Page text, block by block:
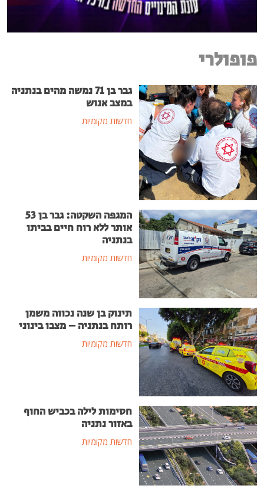
פופולרי
גבר בן 71 נמשה מהים בנתניה
במצב אנוש
חדשות מקומיות
המגפה השקטה: גבר בן 53
אותר ללא רוח חיים בביתו
בנתניה
חדשות מקומיות
תינוק בן שנה נכווה משמן
רותח בנתניה – מצבו בינוני
חדשות מקומיות
חסימות לילה בכביש החוף
באזור נתניה
חדשות מקומיות